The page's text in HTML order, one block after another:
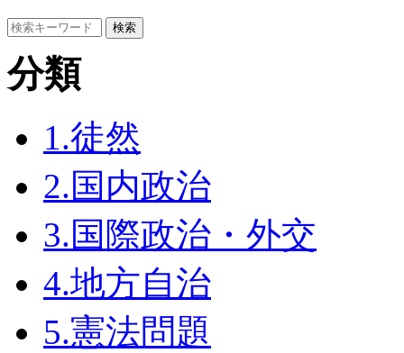
分類
1.徒然
2.国内政治
3.国際政治・外交
4.地方自治
5.憲法問題